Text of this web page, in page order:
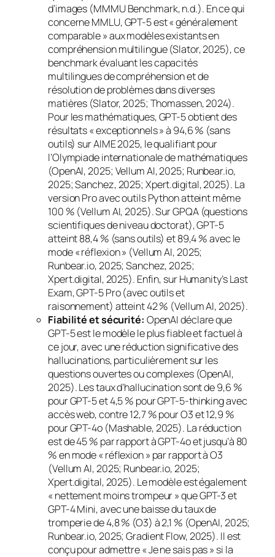
d’images (MMMU Benchmark, n.d.). En ce qui
concerne MMLU, GPT-5 est « généralement
comparable » aux modèles existants en
compréhension multilingue (Slator, 2025), ce
benchmarkévaluant les capacités
multilingues de compréhension et de
résolution de problèmes dans diverses
matières (Slator, 2025; Thomassen, 2024).
Pour les mathématiques, GPT-5 obtient des
résultats « exceptionnels » à 94,6 % (sans
outils) sur AIME 2025, le qualifiant pour
l’Olympiade internationale de mathématiques
(OpenAI, 2025; Vellum AI, 2025; Runbear.io,
2025; Sanchez, 2025; Xpert.digital, 2025). La
version Pro avec outils Python atteint même
100 % (Vellum AI, 2025). Sur GPQA (questions
scientifiques de niveau doctorat), GPT-5
atteint 88,4 % (sans outils) et 89,4 % avec le
mode « réflexion » (Vellum AI, 2025;
Runbear.io, 2025; Sanchez, 2025;
Xpert.digital, 2025). Enfin, sur Humanity’s Last
Exam, GPT-5 Pro (avec outils et
raisonnement) atteint 42 % (Vellum AI, 2025).
Fiabilité et sécurité: OpenAI déclare que
GPT-5 est le modèle le plus fiable et factuel à
ce jour, avec une réduction significative des
hallucinations, particulièrement sur les
questions ouvertes ou complexes (OpenAI,
2025). Les taux d’hallucination sont de 9,6 %
pour GPT-5 et 4,5 % pour GPT-5-thinking avec
accès web, contre 12,7 % pour O3 et 12,9 %
pour GPT-4o (Mashable, 2025). La réduction
est de 45 % par rapport à GPT-4o et jusqu’à 80
% en mode « réflexion » par rapport à O3
(Vellum AI, 2025; Runbear.io, 2025;
Xpert.digital, 2025). Le modèle est également
« nettement moins trompeur » que GPT-3 et
GPT-4 Mini, avec une baisse du taux de
tromperie de 4,8 % (O3) à 2,1 % (OpenAI, 2025;
Runbear.io, 2025; Gradient Flow, 2025). Il est
conçu pour admettre « Je ne sais pas » si la